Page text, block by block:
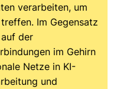
verarbeiten, um
Im Gegensatz
der
im Gehirn
Netze in KI-
und